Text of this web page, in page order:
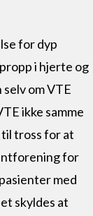
for dyp
i hjerte og
om VTE
ikke samme
tross for at
for
med
skyldes at